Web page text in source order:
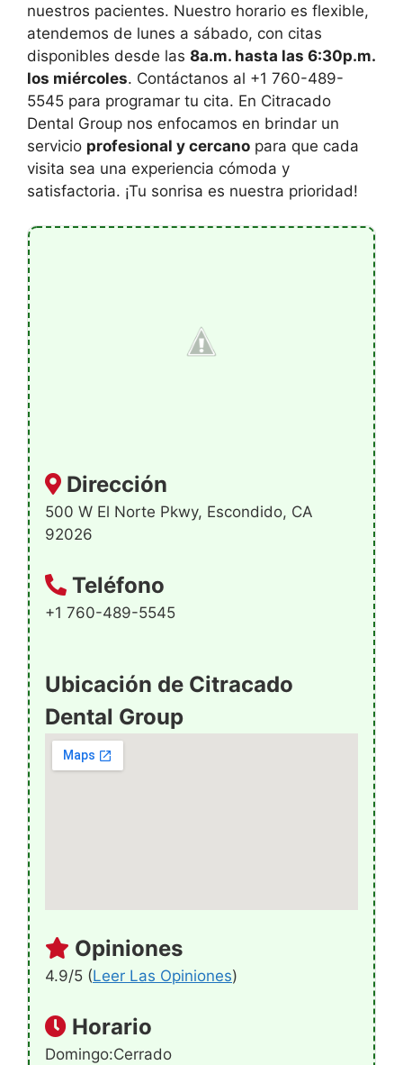
nuestros pacientes. Nuestro horario es flexible,
atendemos de lunes a sábado, con citas
disponibles desde las 8a.m. hasta las 6:30p.m.
los miércoles. Contáctanos al +1 760-489-
5545 para programar tu cita. En Citracado
Dental Group nos enfocamos en brindar un
servicio profesional y cercano para que cada
visita sea una experiencia cómoda y
satisfactoria. ¡Tu sonrisa es nuestra prioridad!
Dirección
500 W El Norte Pkwy, Escondido, CA
92026
Teléfono
+1 760-489-5545
Ubicación de Citracado
Dental Group
Opiniones
4.9/5 (Leer Las Opiniones)
Horario
Domingo:Cerrado